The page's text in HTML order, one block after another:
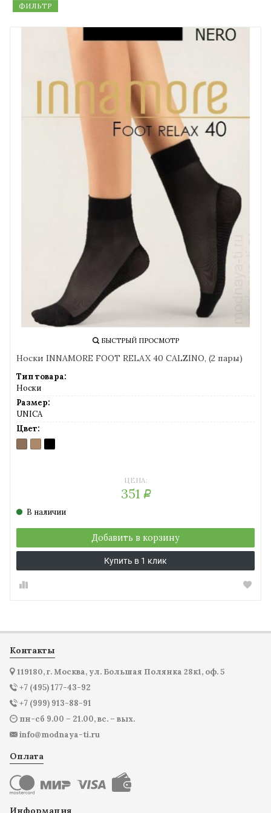
В нашем интернет магазине "Модная Ты" вы можете
произвести оплату как онлайн картой через
платежные системы, а также при получении
наличными курьеру. Более подробную информацию
можете получить на вкладкеОплата
Помочь выбрать цвет или узнать какой размер
выбранной марки вам подойдет лучше всего можно в
Помощь
Обратите внимание, что сумма минимального заказа
Если вам все-таки не удалось найти нужный товар, то
свяжитесь с нами любым удобным способом через
Контакты
*Более подробную информацию о доставке в ваш
регион уточняйте на странице
ФИЛЬТР
БЫСТРЫЙ ПРОСМОТР
Носки INNAMORE FOOT RELAX 40 CALZINO, (2 пары)
Тип товара:
Носки
Размер:
UNICA
Цвет:
DAINO
(загар)
MIELE
(телесный)
NERO
(черный)
ЦЕНА:
351 Р
В наличии
Добавить в корзину
Купить в 1 клик
Контакты
119180, г. Москва, ул. Большая Полянка 28к1, оф. 5
+7 (495) 177-43-92
+7 (999) 913-88-91
пн-сб 9.00 – 21.00, вс. – вых.
info@modnaya-ti.ru
Оплата
Информация